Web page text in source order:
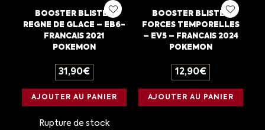
BOOSTER BLISTER
REGNE DE GLACE – EB6-
FRANCAIS 2021
POKEMON
31,90€
AJOUTER AU PANIER
BOOSTER BLISTER
FORCES TEMPORELLES
– EV5 – FRANCAIS 2024
POKEMON
12,90€
AJOUTER AU PANIER
Rupture de stock